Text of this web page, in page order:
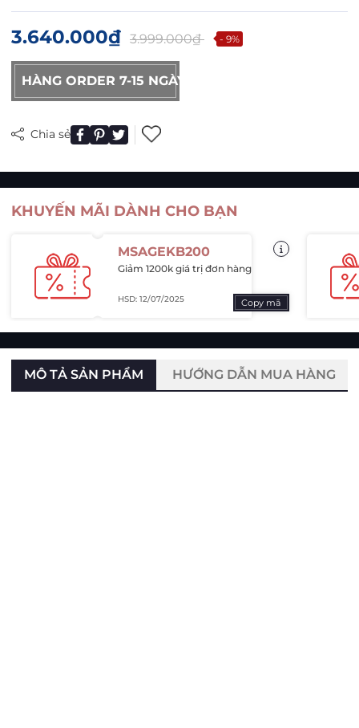
3.640.000₫ 3.999.000₫ - 9%
HÀNG ORDER 7-15 NGÀY
Chia sẻ
KHUYẾN MÃI DÀNH CHO BẠN
MSAGEKB200
Giảm 1200k giá trị đơn hàng
HSD: 12/07/2025 Copy mã
MÔ TẢ SẢN PHẨM HƯỚNG DẪN MUA HÀNG